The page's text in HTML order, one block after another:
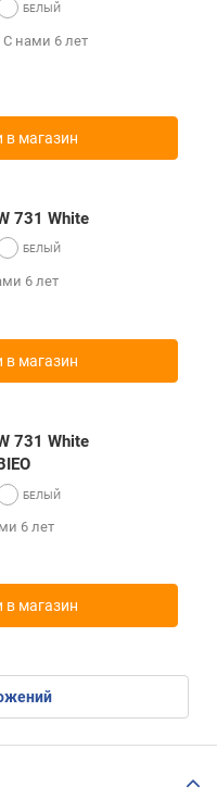
С нами 6 лет
в магазин
731 White
6 лет
в магазин
731 White
6 лет
в магазин